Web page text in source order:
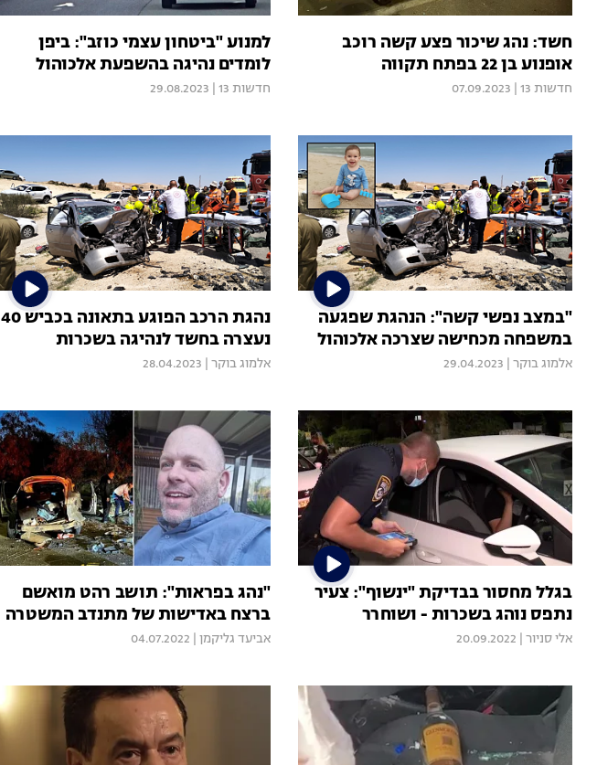
חשד: נהג שיכור פצע קשה רוכב
אופנוע בן 22 בפתח תקווה
חדשות 13 07.09.2023
למנוע "ביטחון עצמי כוזב": ביפן
לומדים נהיגה בהשפעת אלכוהול
חדשות 13 29.08.2023
"במצב נפשי קשה": הנהגת שפגעה
במשפחה מכחישה שצרכה אלכוהול
אלמוג בוקר 29.04.2023
נהגת הרכב הפוגע בתאונה בכביש 40
נעצרה בחשד לנהיגה בשכרות
אלמוג בוקר 28.04.2023
בגלל מחסור בבדיקת "ינשוף": צעיר
נתפס נוהג בשכרות - ושוחרר
אלי סניור 20.09.2022
"נהג בפראות": תושב רהט מואשם
ברצח באדישות של מתנדב המשטרה
אביעד גליקמן 04.07.2022